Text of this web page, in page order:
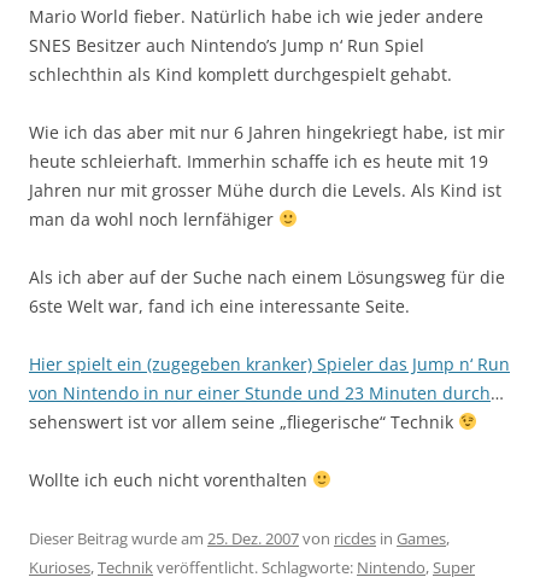
Mario World fieber. Natürlich habe ich wie jeder andere
SNES Besitzer auch Nintendo’s Jump n‘ Run Spiel
schlechthin als Kind komplett durchgespielt gehabt.
Wie ich das aber mit nur 6 Jahren hingekriegt habe, ist mir
heute schleierhaft. Immerhin schaffe ich es heute mit 19
Jahren nur mit grosser Mühe durch die Levels. Als Kind ist
man da wohl noch lernfähiger
Als ich aber auf der Suche nach einem Lösungsweg für die
6ste Welt war, fand ich eine interessante Seite.
Hier spielt ein (zugegeben kranker) Spieler das Jump n‘ Run
von Nintendo in nur einer Stunde und 23 Minuten durch…
sehenswert ist vor allem seine „fliegerische“ Technik
Wollte ich euch nicht vorenthalten
Dieser Beitrag wurde am 25. Dez. 2007von ricdes in Games,
Kurioses,Technikveröffentlicht. Schlagworte: Nintendo,Super